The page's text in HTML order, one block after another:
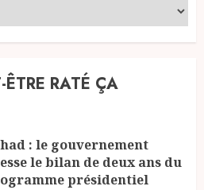
RATÉ ÇA
: le gouvernement
le bilan de deux ans du
présidentiel